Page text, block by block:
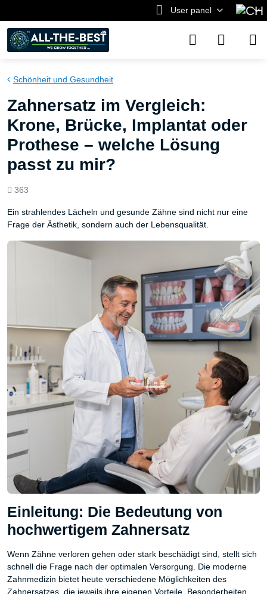
User panel
Schönheit und Gesundheit
Zahnersatz im Vergleich:
Krone, Brücke, Implantat oder
Prothese – welche Lösung
passt zu mir?
Views
363
Ein strahlendes Lächeln und gesunde Zähne sind nicht nur eine
Frage der Ästhetik, sondern auch der Lebensqualität.
Einleitung: Die Bedeutung von
hochwertigem Zahnersatz
Wenn Zähne verloren gehen oder stark beschädigt sind, stellt sich
schnell die Frage nach der optimalen Versorgung. Die moderne
Zahnmedizin bietet heute verschiedene Möglichkeiten des
Zahnersatzes, die jeweils ihre eigenen Vorteile, Besonderheiten